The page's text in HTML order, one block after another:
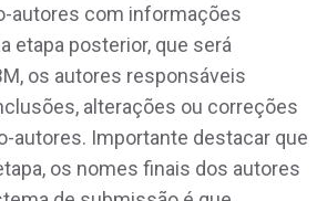
autores com informações
etapa posterior, que será
os autores responsáveis
alterações ou correções
autores. Importante destacar que
os nomes finais dos autores